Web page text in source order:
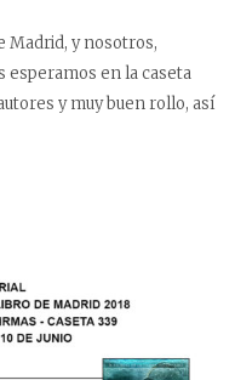
Madrid, y nosotros,
esperamos en la caseta
y muy buen rollo, así